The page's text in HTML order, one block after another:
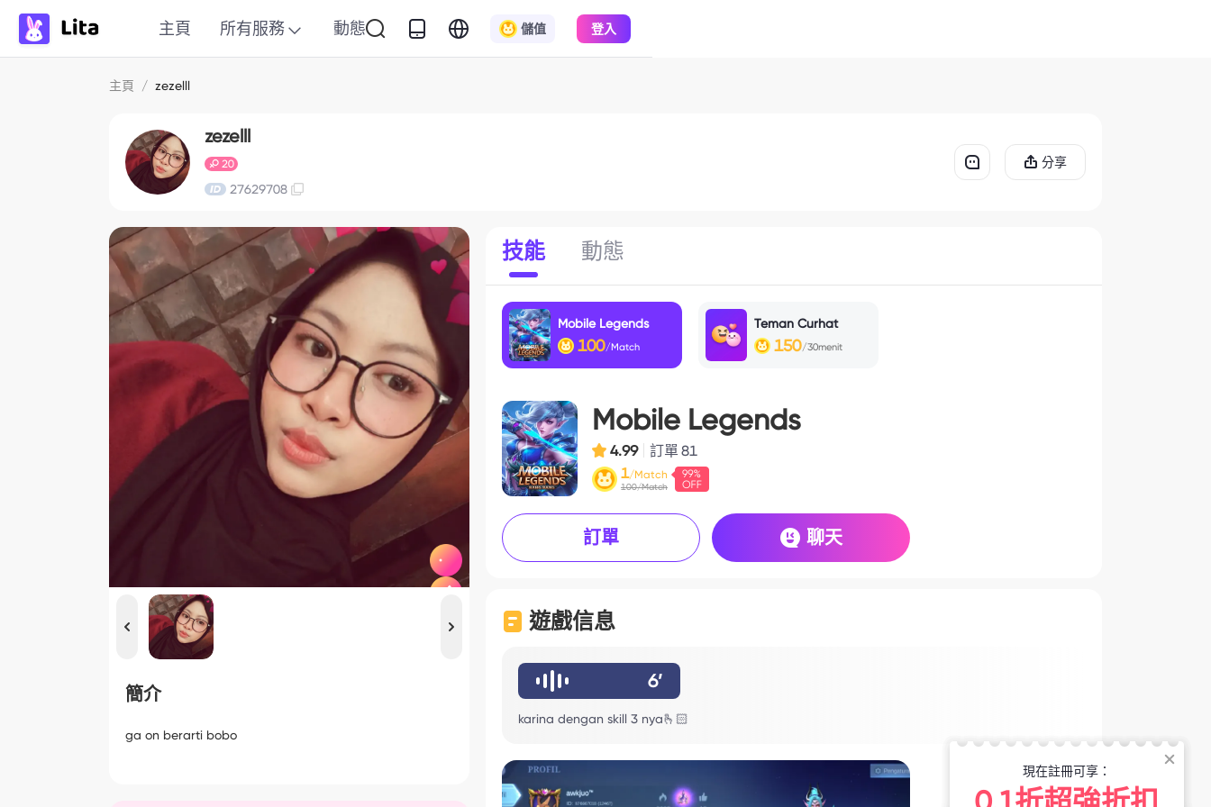
主頁 所有服務 動態 儲值 登入
主頁 / zezelll
zezelll
20
27629708
分享
簡介
ga on berarti bobo
技能 動態
Mobile Legends
100/Match
Teman Curhat
150/30menit
Mobile Legends
4.99 訂單 81
1/Match
100/Match
訂單 聊天
遊戲信息
6’
karina dengan skill 3 nya🫰🏻
現在註冊可享：